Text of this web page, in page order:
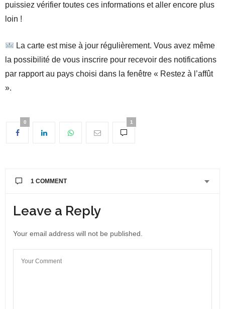
puissiez vérifier toutes ces informations et aller encore plus
loin !
La carte est mise à jour régulièrement. Vous avez même
la possibilité de vous inscrire pour recevoir des notifications
par rapport au pays choisi dans la fenêtre « Restez à l’affût
».
0 1
1 COMMENT
Leave a Reply
Your email address will not be published.